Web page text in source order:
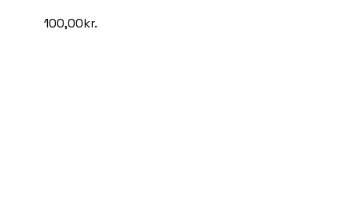
100,00kr.